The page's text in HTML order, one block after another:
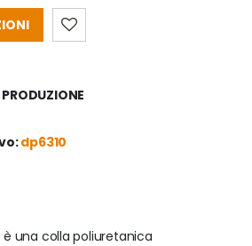
dp6310
è una colla poliuretanica